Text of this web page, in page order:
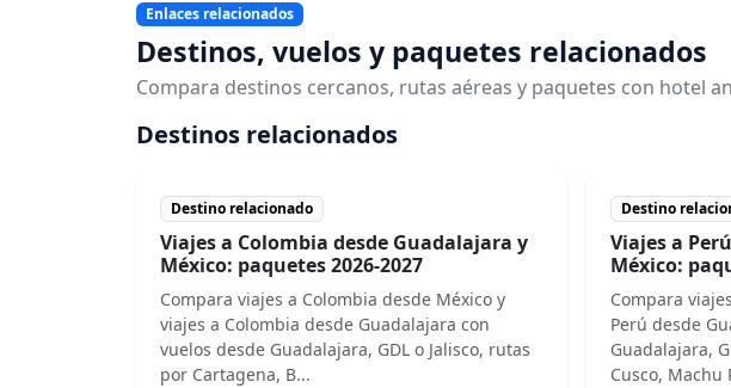
Enlaces relacionados
Destinos, vuelos y paquetes relacionados
Compara destinos cercanos, rutas aéreas y paquetes con hotel
Destinos relacionados
Destino relacionado
Viajes a Colombia desde Guadalajara y
México: paquetes 2026-2027
Compara viajes a Colombia desde México y
viajes a Colombia desde Guadalajara con
vuelos desde Guadalajara, GDL o Jalisco, rutas
por Cartagena, B...
Destino
Viajes a
México:
Compara
Perú desde
Guadalajara,
Cusco, Machu